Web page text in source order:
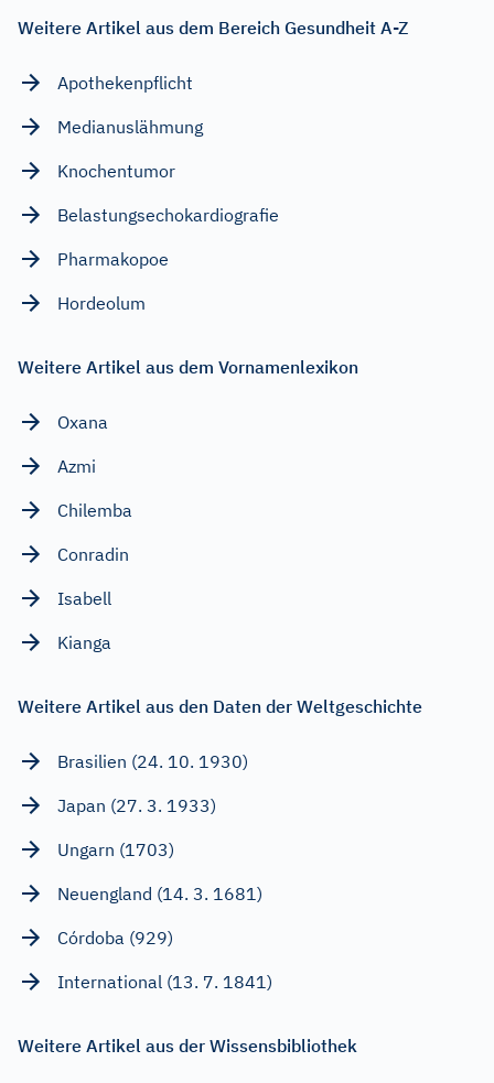
Weitere Artikel aus dem Bereich Gesundheit A-Z
Apothekenpflicht
Medianuslähmung
Knochentumor
Belastungsechokardiografie
Pharmakopoe
Hordeolum
Weitere Artikel aus dem Vornamenlexikon
Oxana
Azmi
Chilemba
Conradin
Isabell
Kianga
Weitere Artikel aus den Daten der Weltgeschichte
Brasilien (24. 10. 1930)
Japan (27. 3. 1933)
Ungarn (1703)
Neuengland (14. 3. 1681)
Córdoba (929)
International (13. 7. 1841)
Weitere Artikel aus der Wissensbibliothek